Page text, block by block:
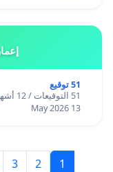
51 توقيع
51 التوقيعات / 12 أشهر
13 May 2026
1
2
3